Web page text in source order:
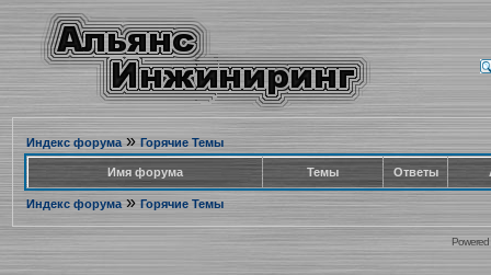
Индекс форума» Горячие Темы
Имя форума Темы Ответы
Индекс форума» Горячие Темы